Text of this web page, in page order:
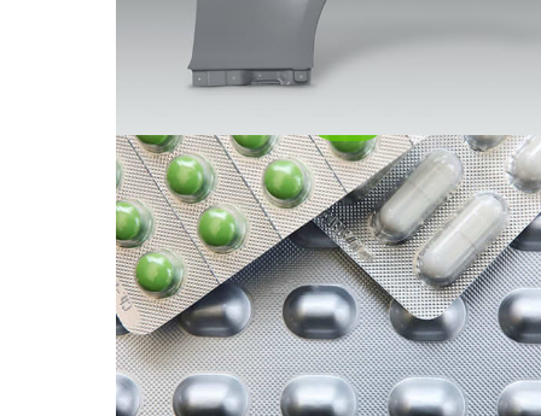
membungkus pelbagai produk farmaseutikal
seperti tablet., kapsul, pil, dan serbuk.